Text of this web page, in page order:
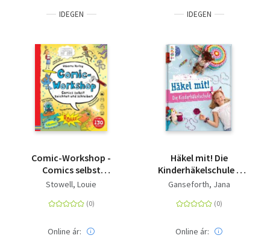
IDEGEN
Comic-Workshop -
Comics selbst
zeichnen und
Stowell, Louie
Online ár:
IDEGEN
Häkel mit! Die
Kinderhäkelschule -
Tolle Häkelideen für
Ganseforth, Jana
Online ár: